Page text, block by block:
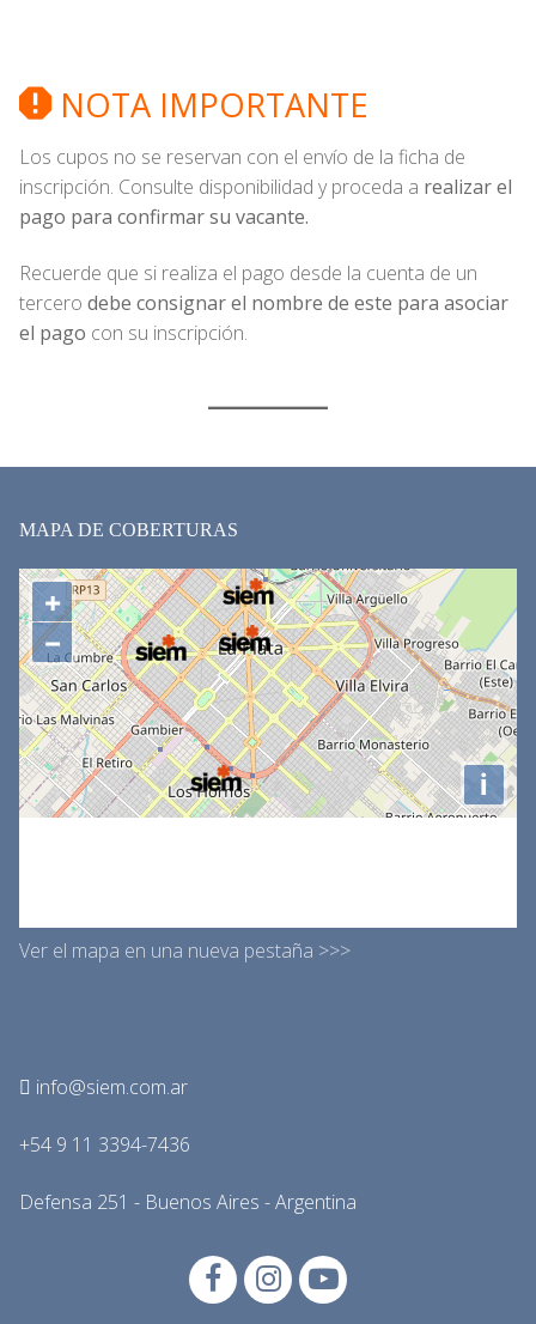
NOTA IMPORTANTE
Los cupos no se reservan con el envío de la ficha de
inscripción. Consulte disponibilidad y proceda a realizar el
pago para confirmar su vacante.
Recuerde que si realiza el pago desde la cuenta de un
tercero debe consignar el nombre de este para asociar
el pago con su inscripción.
MAPA DE COBERTURAS
Ver el mapa en una nueva pestaña >>>
info@siem.com.ar
+54 9 11 3394-7436
Defensa 251 - Buenos Aires - Argentina